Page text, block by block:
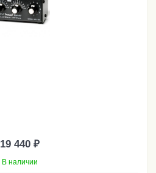
19 440 ₽
В наличии